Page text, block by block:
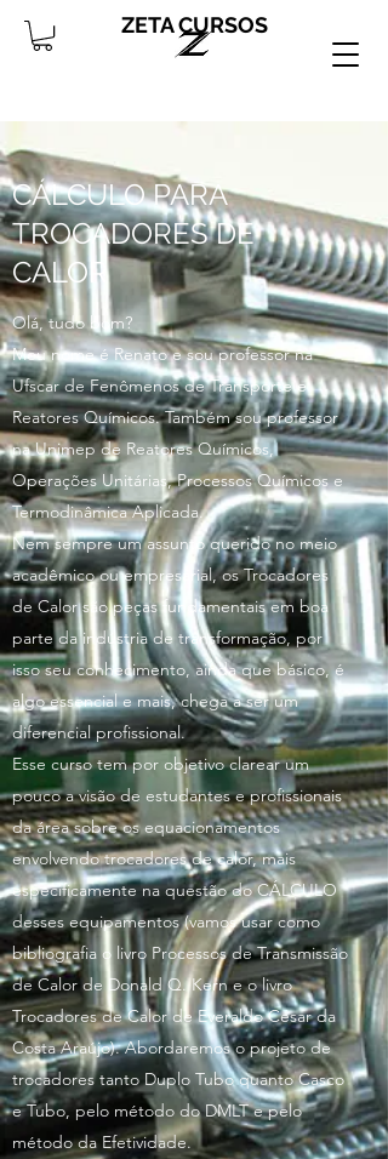
ZETA CURSOS
CÁLCULO PARA
TROCADORES DE
CALOR
Olá, tudo bom?
Meu nome é Renato e sou professor na
Ufscar de Fenômenos de Transporte e
Reatores Químicos. Também sou professor
na Unimep de Reatores Químicos,
Operações Unitárias, Processos Químicos e
Termodinâmica Aplicada.
Nem sempre um assunto querido no meio
acadêmico ou empresarial, os Trocadores
de Calor são peças fundamentais em boa
parte da indústria de transformação, por
isso seu conhecimento, ainda que básico, é
algo essencial e mais, chega a ser um
diferencial profissional.
Esse curso tem por objetivo clarear um
pouco a visão de estudantes e profissionais
da área sobre os equacionamentos
envolvendo trocadores de calor, mais
especificamente na questão do CÁLCULO
desses equipamentos (vamos usar como
bibliografia o livro Processos de Transmissão
de Calor de Donald Q. Kern e o livro
Trocadores de Calor de Everaldo Cesar da
Costa Araújo). Abordaremos o projeto de
trocadores tanto Duplo Tubo quanto Casco
e Tubo, pelo método do DMLT e pelo
método da Efetividade.